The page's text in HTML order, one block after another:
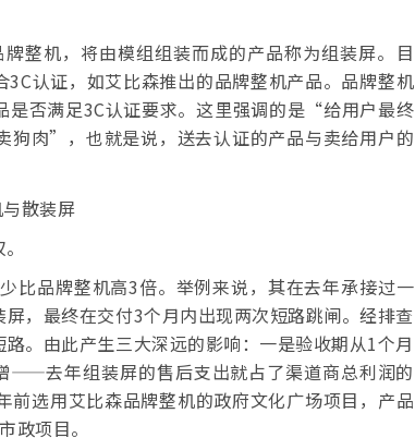
整机，将由模组组装而成的产品称为组装屏。目
认证，如艾比森推出的品牌整机产品。品牌整机
是否满足3C认证要求。这里强调的是“给用户最终
肉”，也就是说，送去认证的产品与卖给用户的
比品牌整机高3倍。举例来说，其在去年承接过一
，最终在交付3个月内出现两次短路跳闸。经排查
。由此产生三大深远的影响：一是验收期从1个月
——去年组装屏的售后支出就占了渠道商总利润的
选用艾比森品牌整机的政府文化广场项目，产品
政项目。